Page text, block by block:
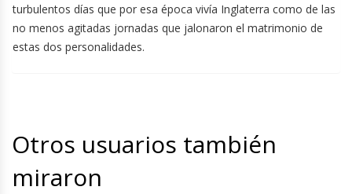
turbulentos días que por esa época vivía Inglaterra como de las
no menos agitadas jornadas que jalonaron el matrimonio de
estas dos personalidades.
Otros usuarios también
miraron